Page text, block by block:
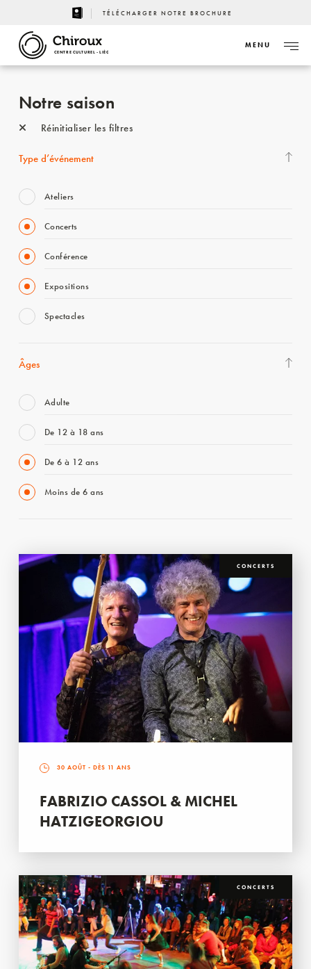
TÉLÉCHARGER NOTRE BROCHURE
CENTRE CULTUREL - LIÈGE
MENU
Notre saison
Réinitialiser les filtres
Type d’événement
Ateliers
Concerts
Conférence
Expositions
Spectacles
Âges
Adulte
De 12 à 18 ans
De 6 à 12 ans
Moins de 6 ans
CONCERTS
30 AOÛT - DÈS 11 ANS
FABRIZIO CASSOL & MICHEL
HATZIGEORGIOU
CONCERTS